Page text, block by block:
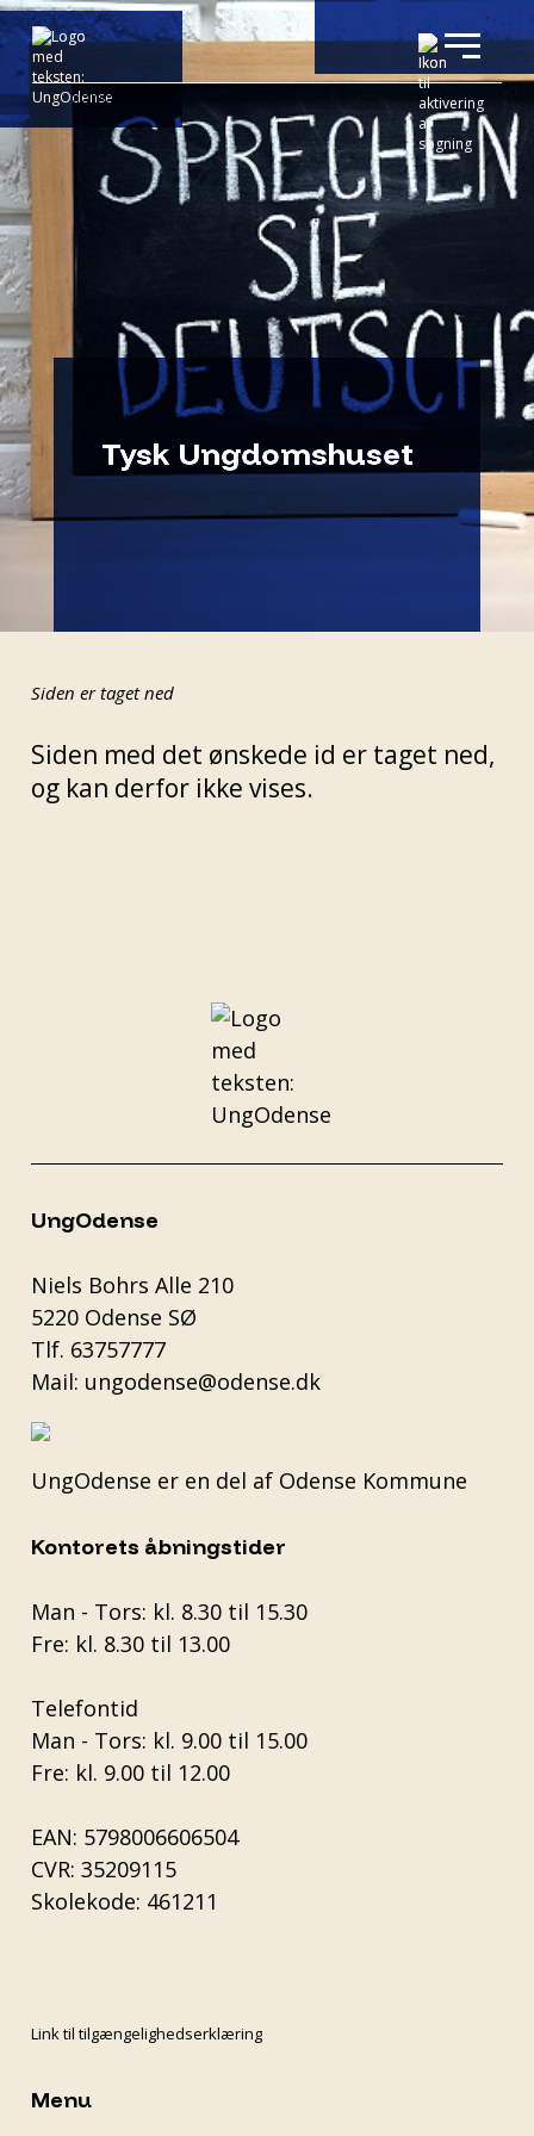
Tysk Ungdomshuset
Siden er taget ned
Siden med det ønskede id er taget ned,
og kan derfor ikke vises.
UngOdense
Niels Bohrs Alle 210
5220 Odense SØ
Tlf. 63757777
Mail: ungodense@odense.dk
UngOdense er en del af Odense Kommune
Kontorets åbningstider
Man - Tors: kl. 8.30 til 15.30
Fre: kl. 8.30 til 13.00
Telefontid
Man - Tors: kl. 9.00 til 15.00
Fre: kl. 9.00 til 12.00
EAN: 5798006606504
CVR: 35209115
Skolekode: 461211
Link til tilgængelighedserklæring
Menu